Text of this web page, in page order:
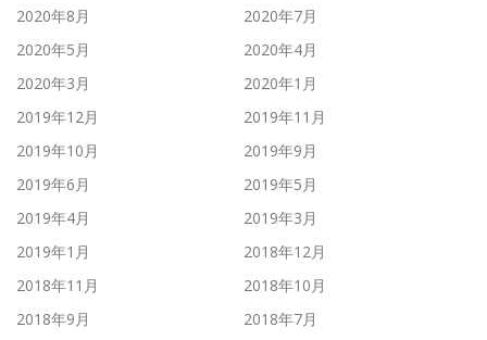
2020年8月
2020年7月
2020年5月
2020年4月
2020年3月
2020年1月
2019年12月
2019年11月
2019年10月
2019年9月
2019年6月
2019年5月
2019年4月
2019年3月
2019年1月
2018年12月
2018年11月
2018年10月
2018年9月
2018年7月